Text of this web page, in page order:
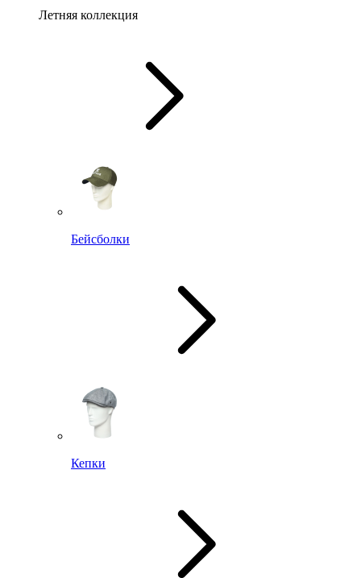
Летняя коллекция
Бейсболки
Кепки